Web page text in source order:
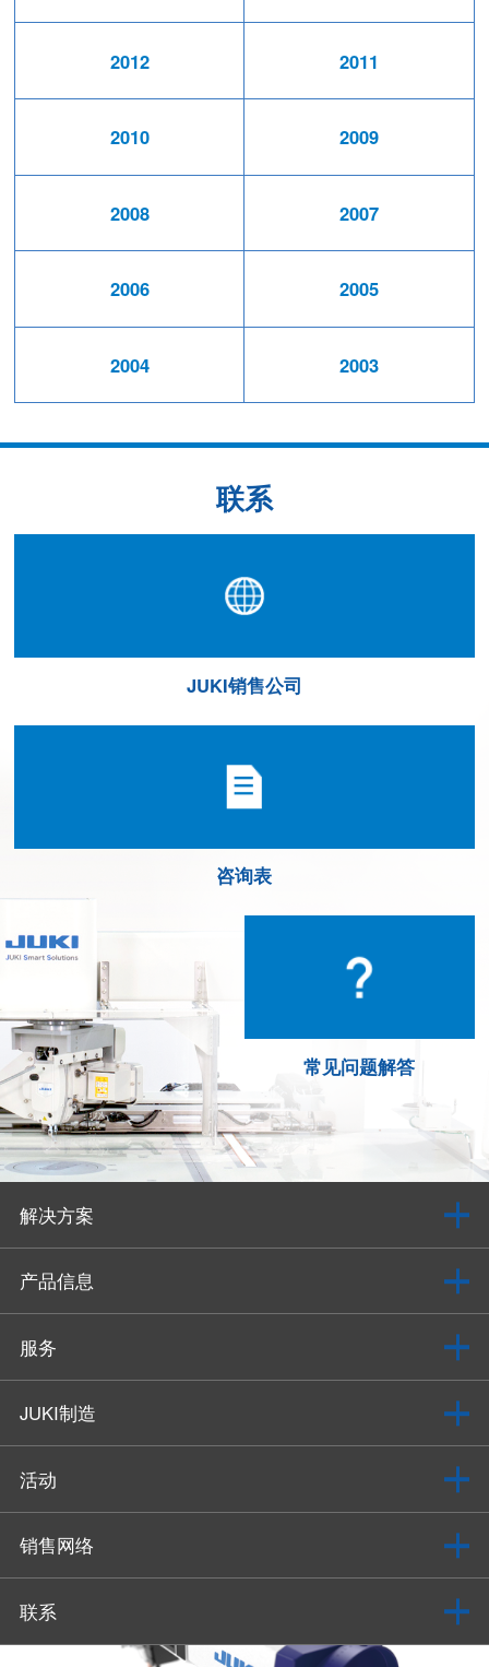
2012 2011
2010 2009
2008 2007
2006 2005
2004 2003
联系
JUKI销售公司
咨询表
常见问题解答
解决方案
产品信息
服务
JUKI制造
活动
销售网络
联系